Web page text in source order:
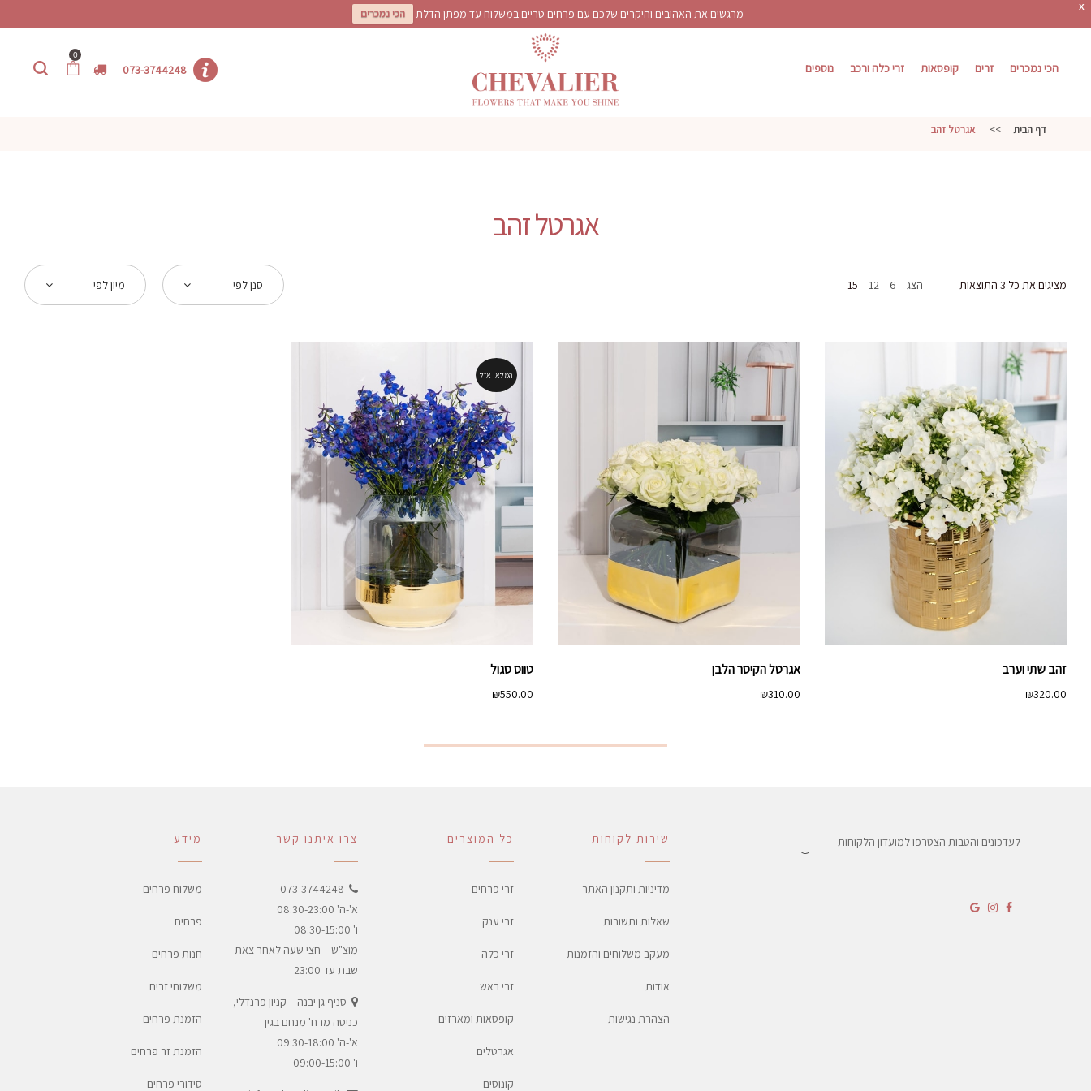
X מרגשים את האהובים והיקרים שלכם עם פרחים טריים במשלוח עד מפתן הדלת הכי נמכרים
נוספים זרי כלה ורכב קופסאות זרים הכי נמכרים 073-3744248
0
דף הבית >> אגרטל זהב
אגרטל זהב
מציגים את כל ⁦3⁩ התוצאות הצג 6
12
15 סנן לפי מיון לפי
זהב שתי וערב
₪320.00
אגרטל הקיסר הלבן
₪310.00
המלאי אזל
טווס סגול
₪550.00
מידע
משלוח פרחים
פרחים
חנות פרחים
משלוחי זרים
הזמנת פרחים
הזמנת זר פרחים
סידורי פרחים
צרו איתנו קשר
073-3744248
א'-ה' 08:30-23:00
ו' 08:30-15:00
מוצ"ש – חצי שעה לאחר צאת
שבת עד 23:00
סניף גן יבנה – קניון פרנדלי,
כניסה מרח' מנחם בגין
א'-ה' 09:30-18:00
ו' 09:00-15:00
כל המוצרים
זרי פרחים
זרי ענק
זרי כלה
זרי ראש
קופסאות ומארזים
אגרטלים
קונוסים
שירות לקוחות
מדיניות ותקנון האתר
שאלות ותשובות
מעקב משלוחים והזמנות
אודות
הצהרת נגישות
לעדכונים והטבות הצטרפו למועדון הלקוחות